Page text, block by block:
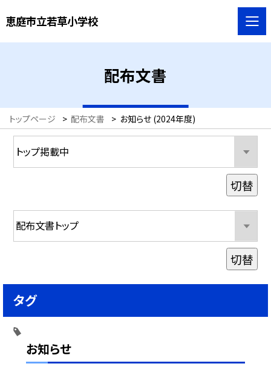
恵庭市立若草小学校
配布文書
トップページ > 配布文書 > お知らせ (2024年度)
お知らせ
切替
切替
タグ